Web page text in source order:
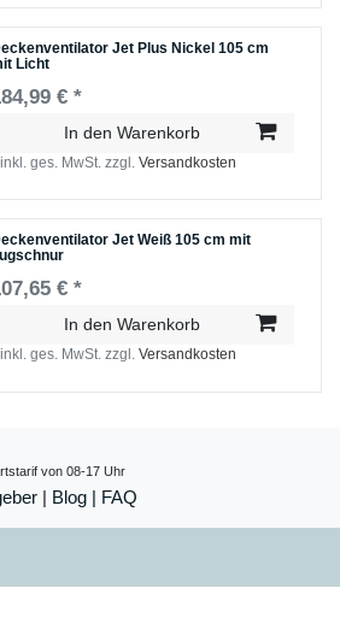
Jet Plus Nickel 105 cm
Licht
€ *
In den Warenkorb
inkl. ges. MwSt. zzgl.Versandkosten
Jet Weiß 105 cm mit
€ *
In den Warenkorb
inkl. ges. MwSt. zzgl.Versandkosten
von 08-17 Uhr
| Blog | FAQ